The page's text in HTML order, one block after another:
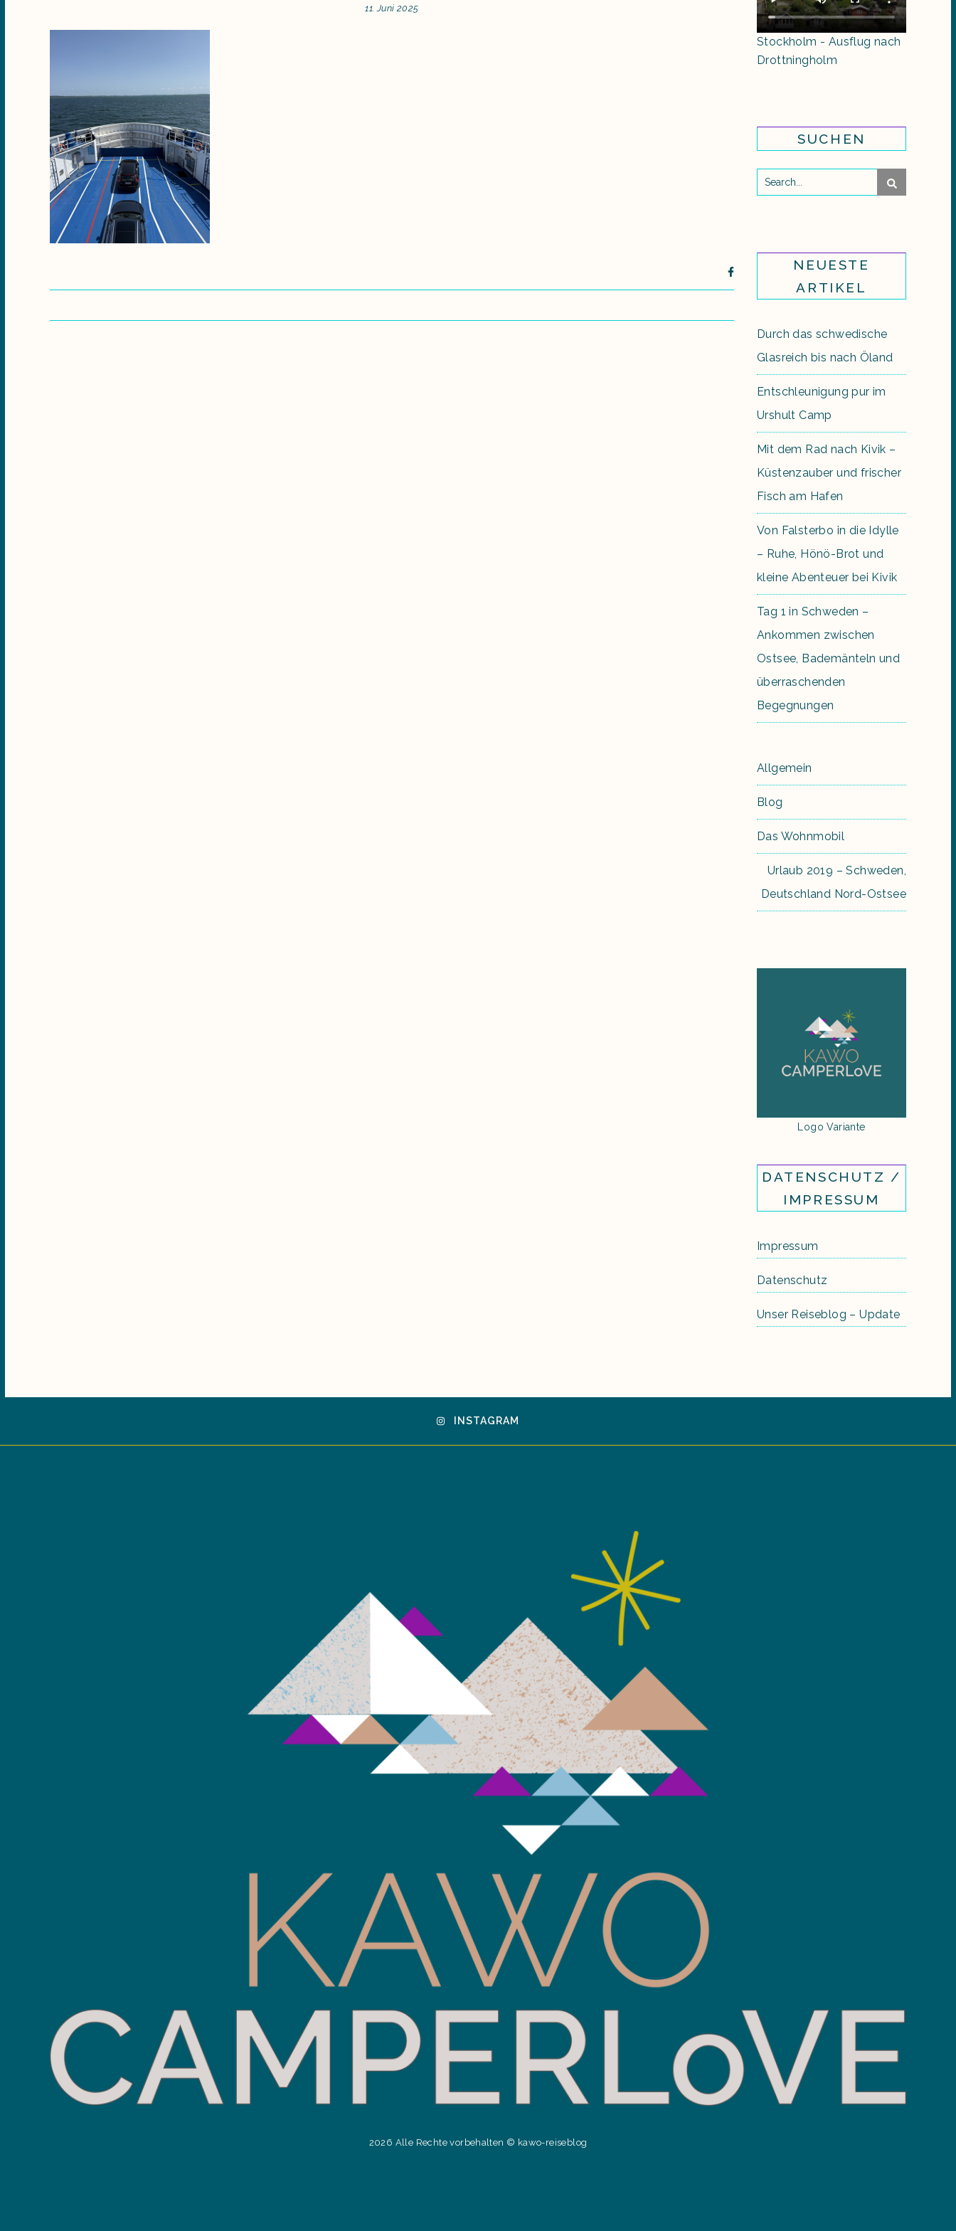
11. Juni 2025
Stockholm - Ausflug nach
Drottningholm
SUCHEN
NEUESTE
ARTIKEL
Durch das schwedische
Glasreich bis nach Öland
Entschleunigung pur im
Urshult Camp
Mit dem Rad nach Kivik –
Küstenzauber und frischer
Fisch am Hafen
Von Falsterbo in die Idylle
– Ruhe, Hönö-Brot und
kleine Abenteuer bei Kivik
Tag 1 in Schweden –
Ankommen zwischen
Ostsee, Bademänteln und
überraschenden
Begegnungen
Allgemein
Blog
Das Wohnmobil
Urlaub 2019 – Schweden,
Deutschland Nord-Ostsee
Logo Variante
DATENSCHUTZ /
IMPRESSUM
Impressum
Datenschutz
Unser Reiseblog – Update
INSTAGRAM
2026 Alle Rechte vorbehalten © kawo-reiseblog